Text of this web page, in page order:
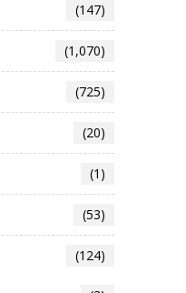
(147)
(1,070)
(725)
(20)
(1)
(53)
(124)